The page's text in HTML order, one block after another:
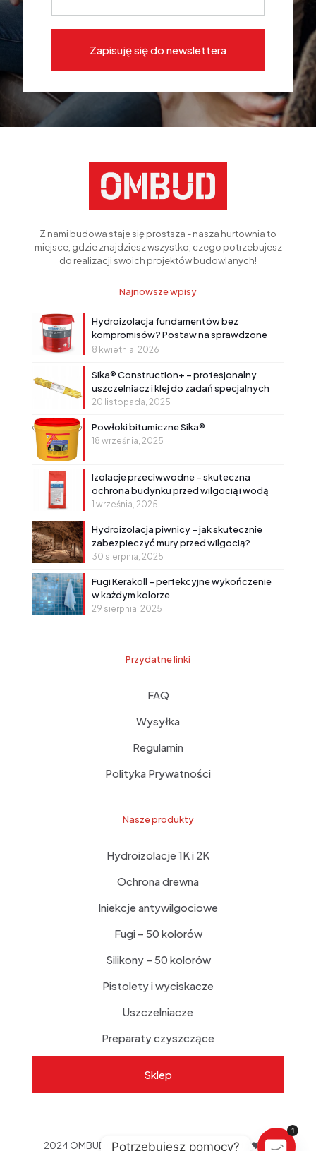
Z nami budowa staje się prostsza - nasza hurtownia to
miejsce, gdzie znajdziesz wszystko, czego potrzebujesz
do realizacji swoich projektów budowlanych!
Najnowsze wpisy
Hydroizolacja fundamentów bez
kompromisów? Postaw na sprawdzone
rozwiązanie!
8 kwietnia, 2026
Sika® Construction+ – profesjonalny
uszczelniacz i klej do zadań specjalnych
20 listopada, 2025
Powłoki bitumiczne Sika®
18 września, 2025
Izolacje przeciwwodne – skuteczna
ochrona budynku przed wilgocią i wodą
1 września, 2025
Hydroizolacja piwnicy – jak skutecznie
zabezpieczyć mury przed wilgocią?
30 sierpnia, 2025
Fugi Kerakoll – perfekcyjne wykończenie
w każdym kolorze
29 sierpnia, 2025
Przydatne linki
FAQ
Wysyłka
Regulamin
Polityka Prywatności
Nasze produkty
Hydroizolacje 1K i 2K
Ochrona drewna
Iniekcje antywilgociowe
Fugi – 50 kolorów
Silikony – 50 kolorów
Pistolety i wyciskacze
Uszczelniacze
Preparaty czyszczące
Sklep
2024 OMBUD © All Rights Reserved | Made with ❤ by
Potrzebujesz pomocy?